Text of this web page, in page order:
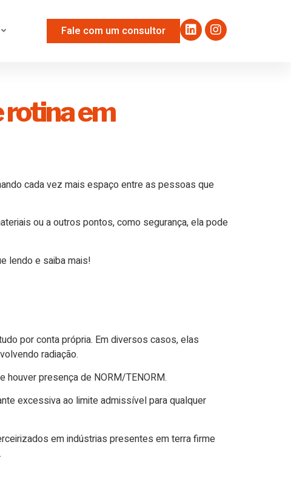
Fale com um consultor
rotina em
cada vez mais espaço entre as pessoas que
ou a outros pontos, como segurança, ela pode
lendo e saiba mais!
por conta própria. Em diversos casos, elas
radiação.
presença de NORM/TENORM.
excessiva ao limite admissível para qualquer
em indústrias presentes em terra firme